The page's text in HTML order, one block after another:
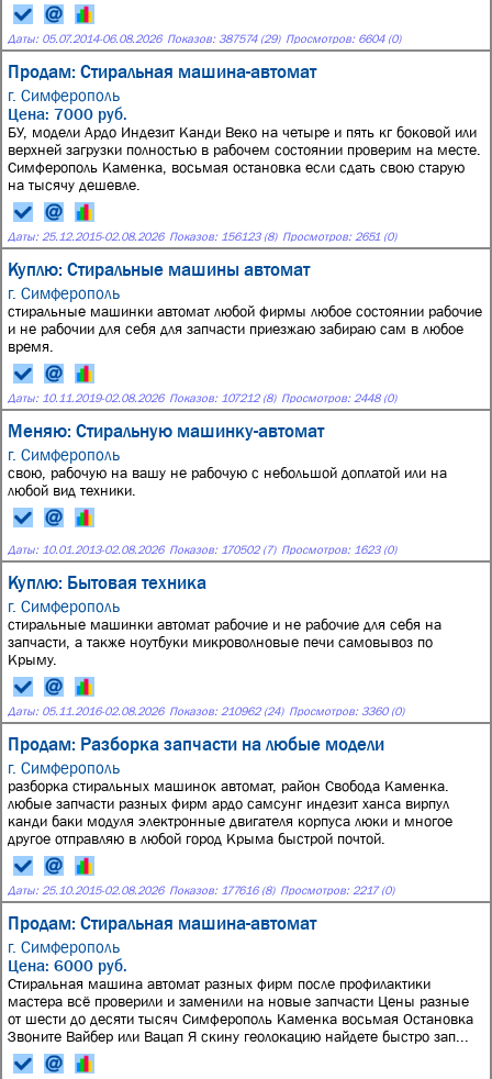
Даты: 05.07.2014-06.08.2026 Показов: 387574 (29) Просмотров: 6604 (0)
Продам: Стиральная машина-автомат
г. Симферополь
Цена: 7000 руб.
БУ, модели Ардо Индезит Канди Веко на четыре и пять кг боковой или
верхней загрузки полностью в рабочем состоянии проверим на месте.
Симферополь Каменка, восьмая остановка если сдать свою старую
на тысячу дешевле.
Даты: 25.12.2015-02.08.2026 Показов: 156123 (8) Просмотров: 2651 (0)
Куплю: Стиральные машины автомат
г. Симферополь
стиральные машинки автомат любой фирмы любое состоянии рабочие
и не рабочии для себя для запчасти приезжаю забираю сам в любое
время.
Даты: 10.11.2019-02.08.2026 Показов: 107212 (8) Просмотров: 2448 (0)
Меняю: Стиральную машинку-автомат
г. Симферополь
свою, рабочую на вашу не рабочую с небольшой доплатой или на
любой вид техники.
Даты: 10.01.2013-02.08.2026 Показов: 170502 (7) Просмотров: 1623 (0)
Куплю: Бытовая техника
г. Симферополь
стиральные машинки автомат рабочие и не рабочие для себя на
запчасти, а также ноутбуки микроволновые печи самовывоз по
Крыму.
Даты: 05.11.2016-02.08.2026 Показов: 210962 (24) Просмотров: 3360 (0)
Продам: Разборка запчасти на любые модели
г. Симферополь
разборка стиральных машинок автомат, район Свобода Каменка.
любые запчасти разных фирм ардо самсунг индезит ханса вирпул
канди баки модуля электронные двигателя корпуса люки и многое
другое отправляю в любой город Крыма быстрой почтой.
Даты: 25.10.2015-02.08.2026 Показов: 177616 (8) Просмотров: 2217 (0)
Продам: Стиральная машина-автомат
г. Симферополь
Цена: 6000 руб.
Стиральная машина автомат разных фирм после профилактики
мастера всё проверили и заменили на новые запчасти Цены разные
от шести до десяти тысяч Симферополь Каменка восьмая Остановка
Звоните Вайбер или Вацап Я скину геолокацию найдете быстро зап...